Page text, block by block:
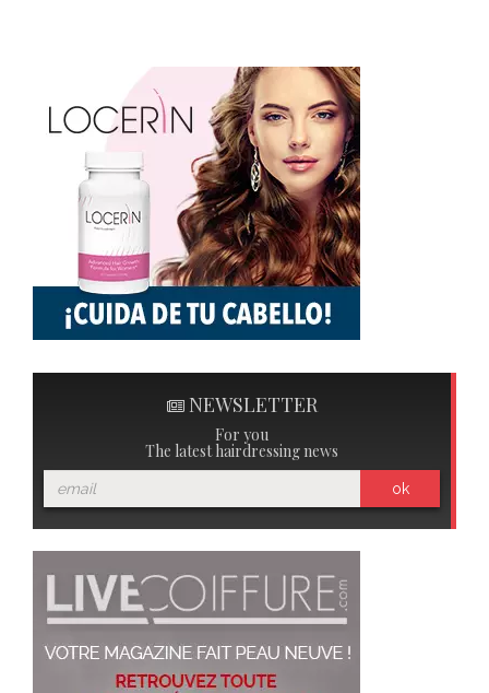
NEWSLETTER
For you
The latest hairdressing news
ok